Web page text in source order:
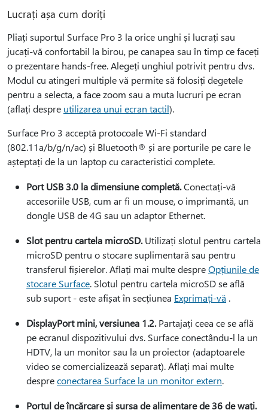
Lucrați așa cum doriți
Pliați suportul Surface Pro 3 la orice unghi și lucrați sau
jucați-vă confortabil la birou, pe canapea sau în timp ce faceți
o prezentare hands-free. Alegeți unghiul potrivit pentru dvs.
Modul cu atingeri multiple vă permite să folosiți degetele
pentru a selecta, a face zoom sau a muta lucruri pe ecran
(aflați despre utilizarea unui ecran tactil).
Surface Pro 3 acceptă protocoale Wi-Fi standard
(802.11a/b/g/n/ac) și Bluetooth® și are porturile pe care le
așteptați de la un laptop cu caracteristici complete.
Port USB 3.0 la dimensiune completă.Conectați-vă
accesoriile USB, cum ar fi un mouse, o imprimantă, un
dongle USB de 4G sau un adaptor Ethernet.
Slot pentru cartela microSD.Utilizați slotul pentru cartela
microSD pentru o stocare suplimentară sau pentru
transferul fișierelor. Aflați mai multe despreOpțiunile de
stocare Surface. Slotul pentru cartela microSD se află
sub suport - este afișat în secțiunea Exprimați-vă .
DisplayPort mini, versiunea 1.2.Partajați ceea ce se află
pe ecranul dispozitivului dvs. Surface conectându-l la un
HDTV, la un monitor sau la un proiector (adaptoarele
video se comercializează separat). Aflați mai multe
despreconectarea Surface la un monitor extern.
Portul de încărcare și sursa de alimentare de 36 de wați.